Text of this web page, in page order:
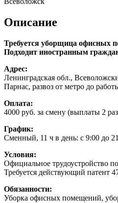
Описание
Требуется уборщица офисных
Подходит иностранным
Адрес:
Ленинградская обл.,
Парнас, развоз от метро до
Оплата:
4000 руб. за смену (выплаты 2
График:
Сменный, 11 ч в день: с 9:00 до
Условия:
Официальное трудоустройство
Требуется действующий патент
Обязанности:
Уборка офисных помещений,